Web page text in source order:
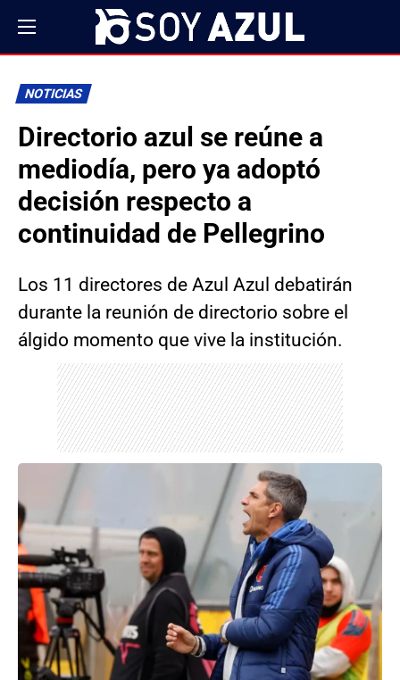
NOTICIAS
Directorio azul se reúne a
mediodía, pero ya adoptó
decisión respecto a
continuidad de Pellegrino
Los 11 directores de Azul Azul debatirán
durante la reunión de directorio sobre el
álgido momento que vive la institución.